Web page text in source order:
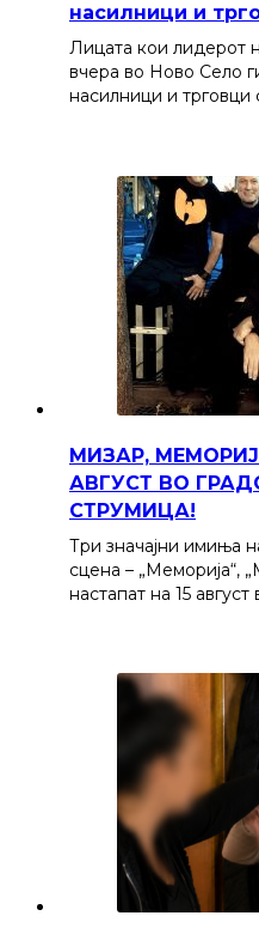
насилници и
Лицата кои
вчера во Ново Село
насилници и трговци
МИЗАР,
АВГУСТ ВО
СТРУМИЦА!
Три значајни имиња
сцена – „Меморија“,
настапат на 15